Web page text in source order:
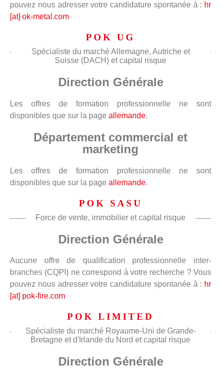
pouvez nous adresser votre candidature spontanée à : hr
[at] ok-metal.com
POK UG
Spécialiste du marché Allemagne, Autriche et
Suisse (DACH) et capital risque
Direction Générale
Les offres de formation professionnelle ne sont
disponibles que sur la page allemande.
Département commercial et
marketing
Les offres de formation professionnelle ne sont
disponibles que sur la page allemande.
POK SASU
Force de vente, immobilier et capital risque
Direction Générale
Aucune offre de qualification professionnelle inter-
branches (CQPI) ne correspond à votre recherche ? Vous
pouvez nous adresser votre candidature spontanée à : hr
[at] pok-fire.com
POK LIMITED
Spécialiste du marché Royaume-Uni de Grande-
Bretagne et d'Irlande du Nord et capital risque
Direction Générale